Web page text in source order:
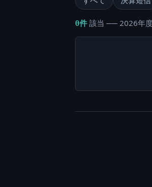
0件 該当 ── 2026年